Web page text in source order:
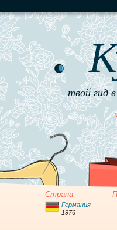
твой гид
Страна
Германия
1976